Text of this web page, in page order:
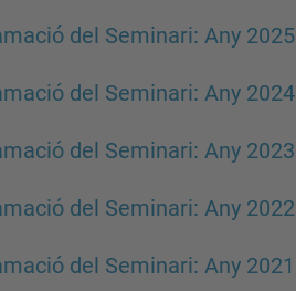
del Seminari: Any 2025
del Seminari: Any 2024
del Seminari: Any 2023
del Seminari: Any 2022
del Seminari: Any 2021